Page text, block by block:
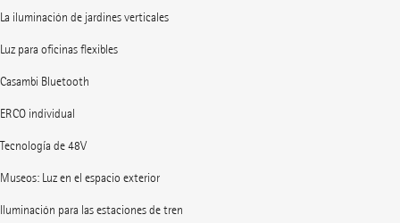
La iluminación de jardines verticales
Luz para oficinas flexibles
Casambi Bluetooth
ERCO individual
Tecnología de 48V
Museos: Luz en el espacio exterior
Iluminación para las estaciones de tren